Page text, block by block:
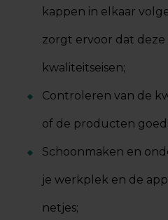
kappen in elkaar
zorgt ervoor dat deze
kwaliteitseisen;
Controleren van de
of de producten
Schoonmaken en
je werkplek en de
netjes;